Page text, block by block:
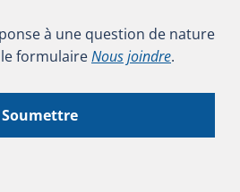
à une question de nature
formulaireNous joindre.
Soumettre